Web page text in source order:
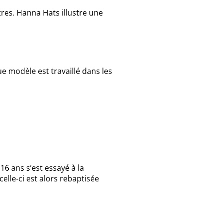
Hanna Hats illustre une
modèle est travaillé dans les
ans s’est essayé à la
ci est alors rebaptisée